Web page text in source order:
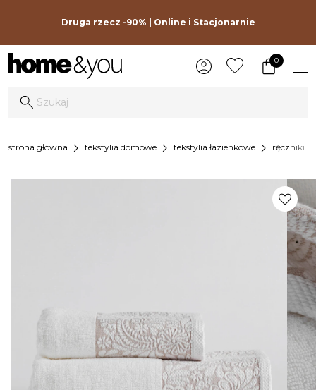
Druga rzecz -90% | Online i Stacjonarnie
0
strona główna chevron_right tekstylia domowe chevron_right tekstylia łazienkowe chevron_right ręczniki
favorite